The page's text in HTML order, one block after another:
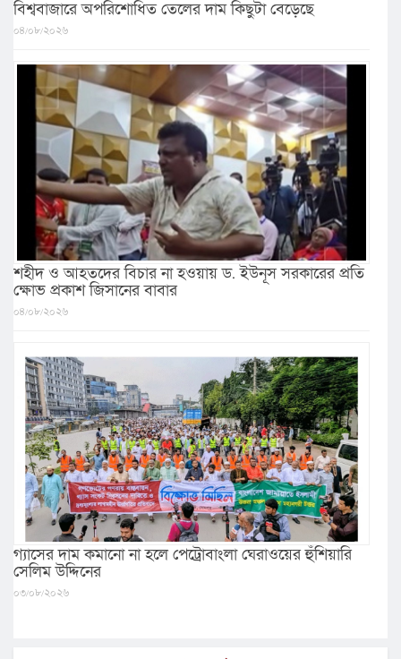
বিশ্ববাজারে অপরিশোধিত তেলের দাম কিছুটা বেড়েছে
০৪/০৮/২০২৬
শহীদ ও আহতদের বিচার না হওয়ায় ড. ইউনূস সরকারের প্রতি
ক্ষোভ প্রকাশ জিসানের বাবার
০৪/০৮/২০২৬
গ্যাসের দাম কমানো না হলে পেট্রোবাংলা ঘেরাওয়ের হুঁশিয়ারি
সেলিম উদ্দিনের
০৩/০৮/২০২৬